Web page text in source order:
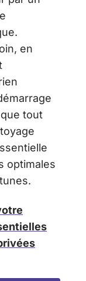
en
tout
optimales